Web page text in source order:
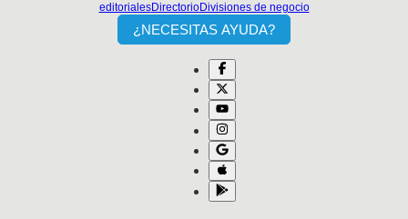
editorialesDirectorioDivisiones de negocio
¿NECESITAS AYUDA?